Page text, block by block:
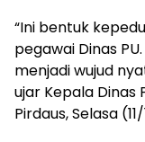
“Ini bentuk
pegawai Dinas
menjadi wujud
ujar Kepala Dinas
Pirdaus, Selasa